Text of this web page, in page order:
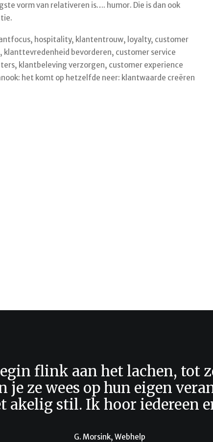
vorm van relativeren is…. humor. Die is dan ook
hospitality, klantentrouw, loyalty, customer
bevorderen, customer service
klantbeleving verzorgen, customer experience
het komt op hetzelfde neer: klantwaarde creëren
flink aan het lachen, tot
je ze wees op hun eigen
stil. Ik hoor iedereen
G. Morsink, Webhelp